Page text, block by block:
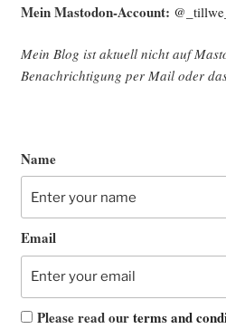
Mein Mast­o­don-Account:
Mein Blog ist aktu­ell nicht auf
Benach­rich­ti­gung per Mail oder
Name
Email
Please read ourterms and